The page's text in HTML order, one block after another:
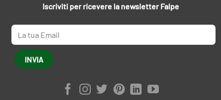
Iscriviti per ricevere la newsletter Falpe